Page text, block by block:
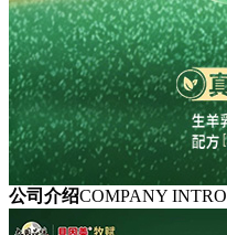
公司介绍COMPANY INTRO